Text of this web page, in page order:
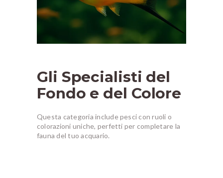
Gli Specialisti del
Fondo e del Colore
Questa categoria include pesci con ruoli o
colorazioni uniche, perfetti per completare la
fauna del tuo acquario.